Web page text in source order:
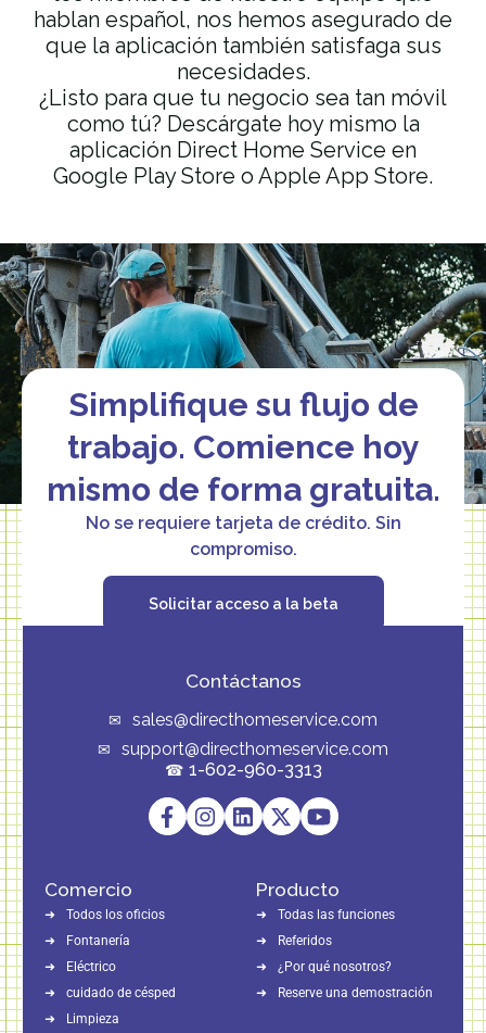
hablan español, nos hemos asegurado de
que la aplicación también satisfaga sus
necesidades.
¿Listo para que tu negocio sea tan móvil
como tú? Descárgate hoy mismo la
aplicación Direct Home Service en
Google Play Store o Apple App Store.
Simplifique su flujo de
trabajo. Comience hoy
mismo de forma gratuita.
No se requiere tarjeta de crédito. Sin
compromiso.
Solicitar acceso a la beta
Contáctanos
sales@directhomeservice.com
support@directhomeservice.com
1-602-960-3313
Producto
Todas las funciones
Referidos
¿Por qué nosotros?
Reserve una demostración
Comercio
Todos los oficios
Fontanería
Eléctrico
cuidado de césped
Limpieza